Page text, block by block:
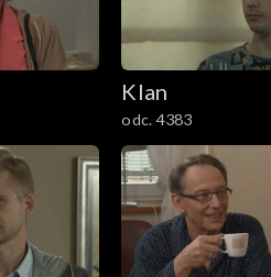
Klan
odc. 4383